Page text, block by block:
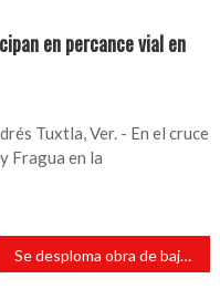
en percance vial en
Tuxtla, Ver. - En el cruce
Fragua en la
Se desploma obra de baja calidad en el Salto de Eyipantla